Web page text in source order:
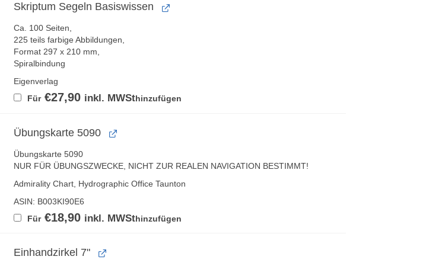
Skriptum Segeln Basiswissen
Ca. 100 Seiten,
225 teils farbige Abbildungen,
Format 297 x 210 mm,
Spiralbindung
Eigenverlag
Für €27,90 inkl. MWSthinzufügen
Übungskarte 5090
Übungskarte 5090
NUR FÜR ÜBUNGSZWECKE, NICHT ZUR REALEN NAVIGATION BESTIMMT!
Admirality Chart, Hydrographic Office Taunton
ASIN: B003KI90E6
Für €18,90 inkl. MWSthinzufügen
Einhandzirkel 7"